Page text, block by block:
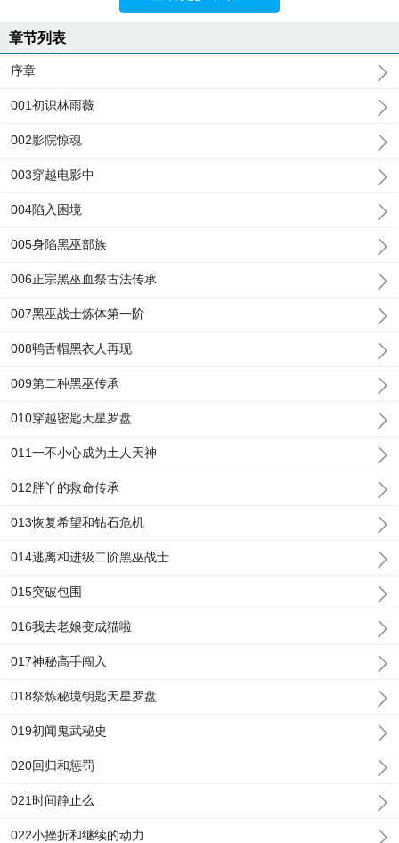
章节列表
序章
001初识林雨薇
002影院惊魂
003穿越电影中
004陷入困境
005身陷黑巫部族
006正宗黑巫血祭古法传承
007黑巫战士炼体第一阶
008鸭舌帽黑衣人再现
009第二种黑巫传承
010穿越密匙天星罗盘
011一不小心成为土人天神
012胖丫的救命传承
013恢复希望和钻石危机
014逃离和进级二阶黑巫战士
015突破包围
016我去老娘变成猫啦
017神秘高手闯入
018祭炼秘境钥匙天星罗盘
019初闻鬼武秘史
020回归和惩罚
021时间静止么
022小挫折和继续的动力